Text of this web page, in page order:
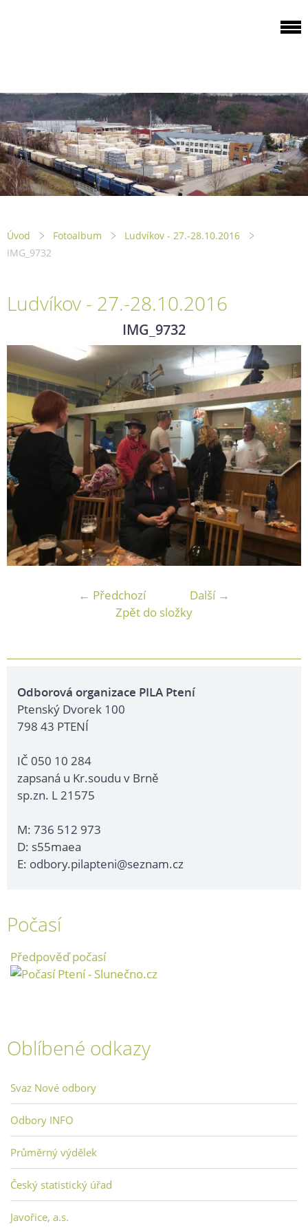
Úvod Fotoalbum
Ludvíkov - 27.-28.10.2016
IMG_9732
Ludvíkov - 27.-28.10.2016
IMG_9732
← Předchozí
Další →
Zpět do složky
Odborová organizace PILA Ptení
Ptenský Dvorek 100
798 43 PTENÍ
IČ 050 10 284
zapsaná u Kr.soudu v Brně
sp.zn. L 21575
M: 736 512 973
D: s55maea
E: odbory.pilapteni@seznam.cz
Počasí
Předpověď počasí
Oblíbené odkazy
Svaz Nové odbory
Odbory INFO
Průměrný výdělek
Český statistický úřad
Javořice, a.s.